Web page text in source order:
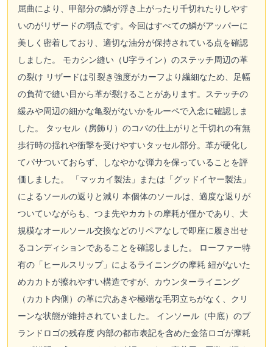
屈曲により、甲部分の鱗が浮き上がったり千切れたりしやす
いのがリザードの弱点です。今回はすべての鱗がアッパーに
美しく密着しており、適切な油分が保持されている点を確認
しました。 モカシン縫い（U字ライン）のステッチ周辺の革
の裂け リザードは引裂き強度がカーフより繊細なため、足幅
の負荷で縫い目から革が裂けることがあります。ステッチの
緩みや周辺の細かな亀裂がないかをルーペで入念に確認しま
した。 タッセル（房飾り）のコバの仕上がりと千切れの有無
歩行時の揺れや衝撃を受けやすいタッセル部分。革が硬化し
てパサついておらず、しなやかな弾力を保っていることを評
価しました。 「マッカイ製法」または「グッドイヤー製法」
によるソールの返りと減り 本個体のソールは、適度な返りが
ついていながらも、つま先やカカトの摩耗が僅かであり、大
規模なオールソール交換などのリペアなしで即座に履き出せ
るコンディションであることを確認しました。 ローファー特
有の「ヒールスリップ」によるライニングの摩耗 紐がないた
めカカトが擦れやすい構造ですが、カウンターライニング
（カカト内側）の革に穴あきや極端な毛羽立ちがなく、クリ
ーンな状態が維持されていました。 インソール（中底）のブ
ランドロゴの残存度 内部の都市表記を含めた金箔ロゴが摩耗